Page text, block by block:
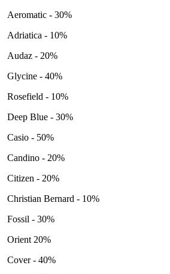
Aeromatic - 30%
Adriatica - 10%
Audaz - 20%
Glycine - 40%
Rosefield - 10%
Deep Blue - 30%
Casio - 50%
Candino - 20%
Citizen - 20%
Christian Bernard - 10%
Fossil - 30%
Orient 20%
Cover - 40%